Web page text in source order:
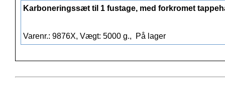
Karboneringssæt til 1 fustage, med forkromet
Varenr.: 9876X, Vægt: 5000 g., På lager